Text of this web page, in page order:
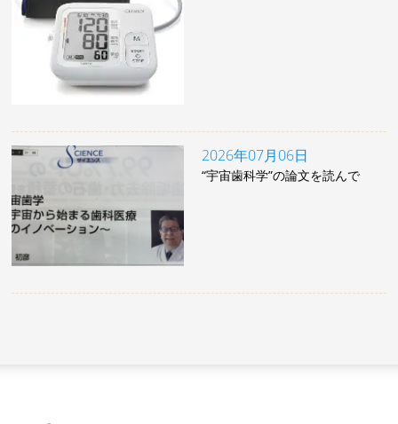
2026年07月06日
“宇宙歯科学”の論文を読んで